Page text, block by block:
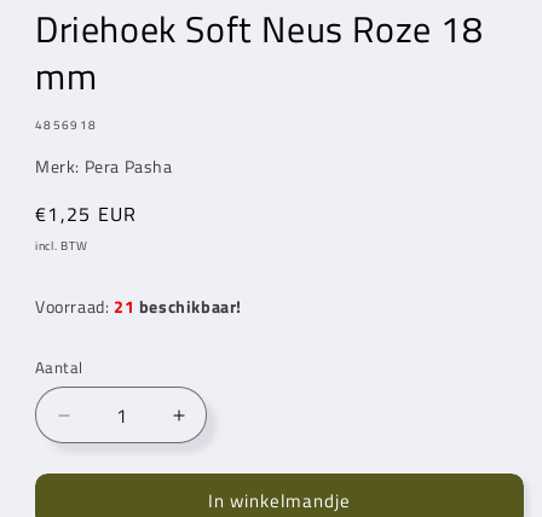
in
modaal
Driehoek Soft Neus Roze 18
mm
MODEL:
4856918
Merk: Pera Pasha
Normale
prijs
€1,25 EUR
incl. BTW
Voorraad: 21 beschikbaar!
Aantal
Aantal
verlagen
voor
Aantal
verhogen
voor
Driehoek
In winkelmandje